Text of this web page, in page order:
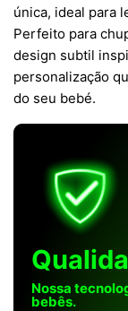
única, ideal para
Perfeito para
design subtil
personalização
do seu bebé.
Nossa
bebês.